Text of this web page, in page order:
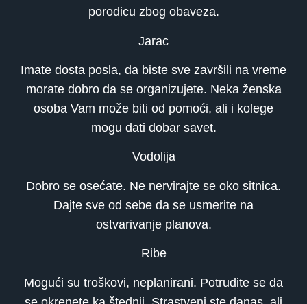
porodicu zbog obaveza.
Jarac
Imate dosta posla, da biste sve završili na vreme
morate dobro da se organizujete. Neka ženska
osoba Vam može biti od pomoći, ali i kolege
mogu dati dobar savet.
Vodolija
Dobro se osećate. Ne nervirajte se oko sitnica.
Dajte sve od sebe da se usmerite na
ostvarivanje planova.
Ribe
Mogući su troškovi, neplanirani. Potrudite se da